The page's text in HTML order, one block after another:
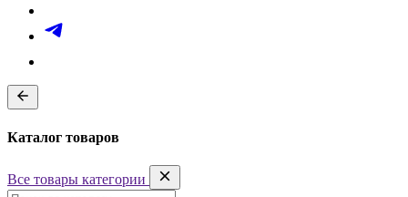
Каталог товаров
Все товары категории